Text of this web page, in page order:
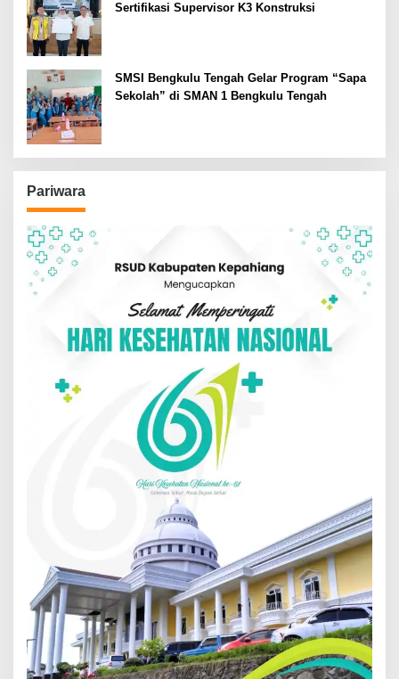
Sertifikasi Supervisor K3 Konstruksi
SMSI Bengkulu Tengah Gelar Program “Sapa
Sekolah” di SMAN 1 Bengkulu Tengah
Pariwara